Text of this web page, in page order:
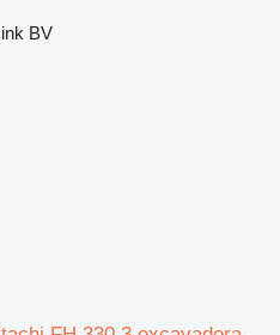
BV